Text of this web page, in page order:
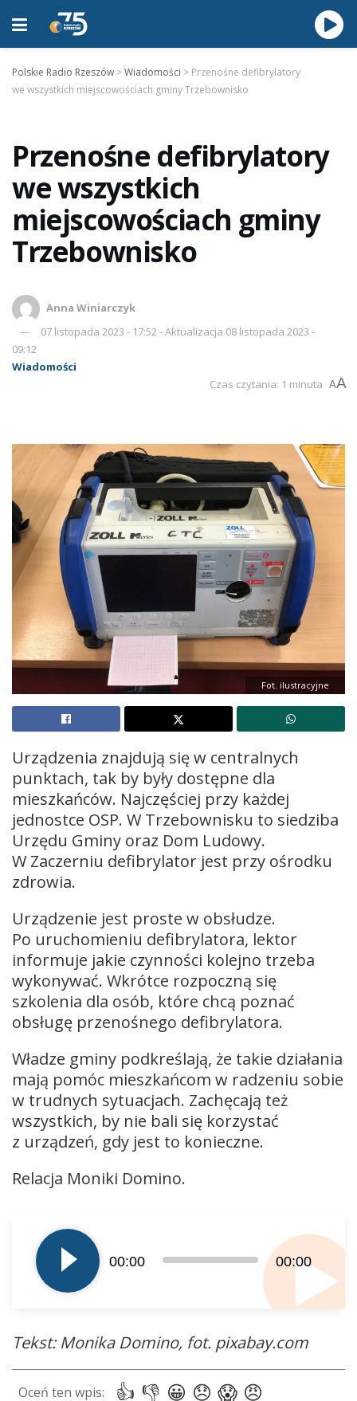
Polskie Radio Rzeszów >Wiadomości > Przenośne defibrylatory
we wszystkich miejscowościach gminy Trzebownisko
Przenośne defibrylatory
we wszystkich
miejscowościach gminy
Trzebownisko
Anna Winiarczyk
07 listopada 2023 - 17:52 - Aktualizacja 08 listopada 2023 -
09:12
Wiadomości
Czas czytania: 1 minuta AA
Fot. ilustracyjne
Urządzenia znajdują się w centralnych
punktach, tak by były dostępne dla
mieszkańców. Najczęściej przy każdej
jednostce OSP. W Trzebownisku to siedziba
Urzędu Gminy oraz Dom Ludowy.
W Zaczerniu defibrylator jest przy ośrodku
zdrowia.
Urządzenie jest proste w obsłudze.
Po uruchomieniu defibrylatora, lektor
informuje jakie czynności kolejno trzeba
wykonywać. Wkrótce rozpoczną się
szkolenia dla osób, które chcą poznać
obsługę przenośnego defibrylatora.
Władze gminy podkreślają, że takie działania
mają pomóc mieszkańcom w radzeniu sobie
w trudnych sytuacjach. Zachęcają też
wszystkich, by nie bali się korzystać
z urządzeń, gdy jest to konieczne.
Relacja Moniki Domino.
plików
dźwiękowych
00:00 00:00
Tekst: Monika Domino, fot. pixabay.com